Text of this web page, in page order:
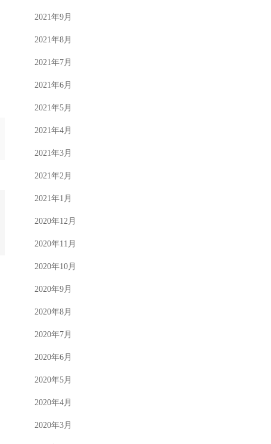
2021年9月
2021年8月
2021年7月
2021年6月
2021年5月
2021年4月
2021年3月
2021年2月
2021年1月
2020年12月
2020年11月
2020年10月
2020年9月
2020年8月
2020年7月
2020年6月
2020年5月
2020年4月
2020年3月